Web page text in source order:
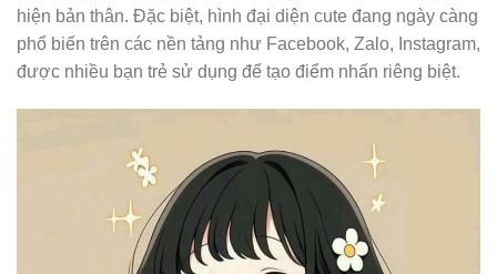
hiện bản thân. Đặc biệt, hình đại diện cute đang ngày càng
phổ biến trên các nền tảng như Facebook, Zalo, Instagram,
được nhiều bạn trẻ sử dụng để tạo điểm nhấn riêng biệt.